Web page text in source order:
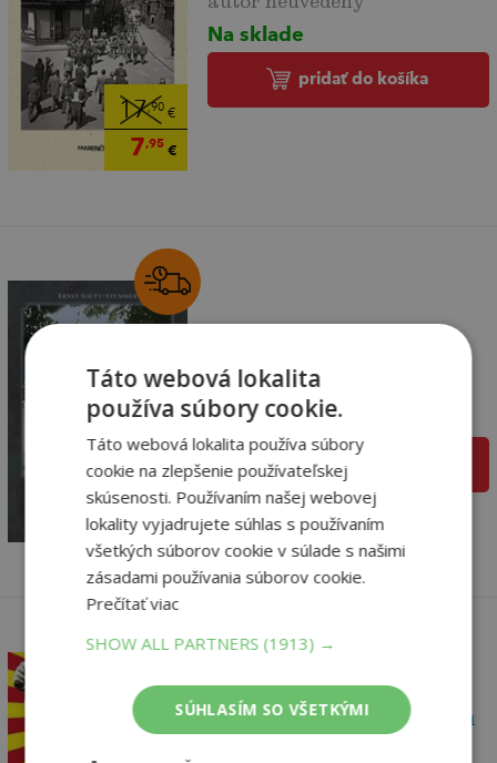
17,90€
7,95€
Na sklade
pridať do košíka
14,90
5 €
Stummerovcov
Ernst Haupt Stummer
Na sklade
pridať do košíka
Ukradnutý prejav Nikitu
Chruščova
Táto webová lokalita
používa súbory cookie.
Táto webová lokalita používa súbory
cookie na zlepšenie používateľskej
skúsenosti. Používaním našej webovej
lokality vyjadrujete súhlas s používaním
všetkých súborov cookie v súlade s našimi
zásadami používania súborov cookie.
Prečítať viac
SHOW ALL PARTNERS (1913) →
SÚHLASÍM SO VŠETKÝMI